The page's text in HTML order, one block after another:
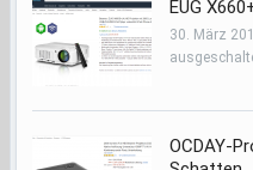
EUG
30. März
OCDAY-